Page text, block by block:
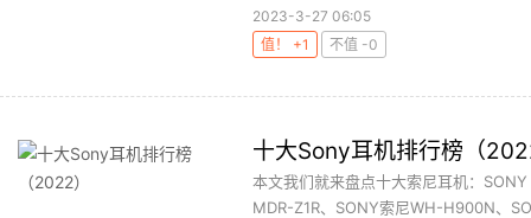
2023-3-27 06:05
值！ +1
不值 -0
十大Sony耳机排行榜（
本文我们就来盘点十大索尼耳机：
MDR-Z1R、SONY索尼WH-H900N、